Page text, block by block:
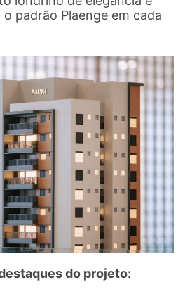
padrão Plaenge em cada
do projeto: